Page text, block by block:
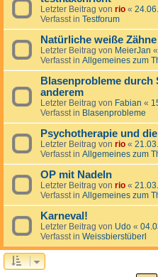
Letzter Beitrag von rio «
Verfasst in Testforum
Natürliche weiße Zähne
Letzter Beitrag von MeierJan «
Verfasst in Allgemeines zum
Blasenprobleme
anderem
Letzter Beitrag von Fabian «
Verfasst in Blasenprobleme
Psychotherapie und
Letzter Beitrag von rio «
Verfasst in Allgemeines zum
OP mit Nadeln
Letzter Beitrag von rio «
Verfasst in Allgemeines zum
Karneval!
Letzter Beitrag von Udo «
Verfasst in Weissbierstüberl